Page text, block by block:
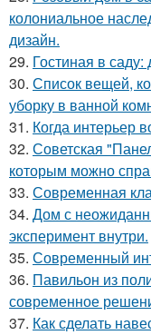
колониальное
дизайн.
29. Гостиная в
30. Список вещей,
уборку в ванной
31. Когда интерьер
32. Советская
которым можно
33. Современная
34. Дом с
эксперимент внутри.
35. Современный
36. Павильон из
современное
37. Как сделать